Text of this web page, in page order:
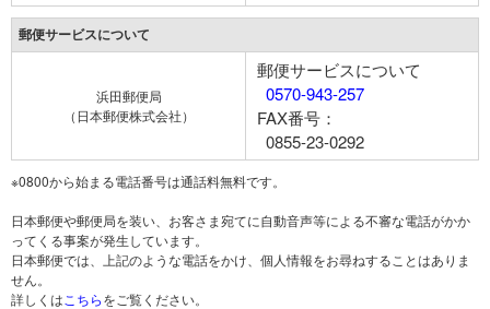
郵便サービスについて
浜田郵便局
（日本郵便株式会社）
郵便サービスについて
0570-943-257
FAX番号：
0855-23-0292
※0800から始まる電話番号は通話料無料です。
日本郵便や郵便局を装い、お客さま宛てに自動音声等による不審な電話がかか
ってくる事案が発生しています。
日本郵便では、上記のような電話をかけ、個人情報をお尋ねすることはありま
せん。
詳しくは こちらをご覧ください。